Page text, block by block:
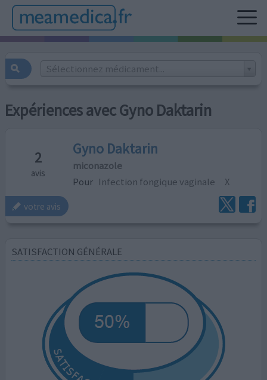
Sélectionnez médicament...
Expériences avec Gyno Daktarin
2
avis
Gyno Daktarin
miconazole
Pour Infection fongique vaginale X
votre avis
SATISFACTION GÉNÉRALE